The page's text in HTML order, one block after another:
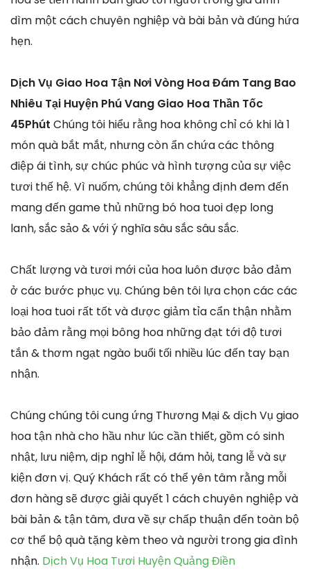
dìm một cách chuyên nghiệp và bài bản và đúng hứa
hẹn.
Dịch Vụ Giao Hoa Tận Nơi Vòng Hoa Đám Tang Bao
Nhiêu Tại Huyện Phú Vang Giao Hoa Thần Tốc
45Phút Chúng tôi hiểu rằng hoa không chỉ có khi là 1
món quà bắt mắt, nhưng còn ẩn chứa các thông
điệp ái tình, sự chúc phúc và hình tượng của sự việc
tươi thế hệ. Vì nuốm, chúng tôi khẳng định đem đến
mang đến game thủ những bó hoa tuoi đẹp long
lanh, sắc sảo & với ý nghĩa sâu sắc sâu sắc.
Chất lượng và tươi mới của hoa luôn được bảo đảm
ở các bước phục vụ. Chúng bên tôi lựa chọn các các
loại hoa tuoi rất tốt và được giảm tỉa cẩn thận nhằm
bảo đảm rằng mọi bông hoa những đạt tới độ tươi
tắn & thơm ngạt ngào buổi tối nhiều lúc đến tay bạn
nhận.
Chúng chúng tôi cung ứng Thương Mại & dịch Vụ giao
hoa tận nhà cho hầu như lúc cần thiết, gồm có sinh
nhật, lưu niệm, dịp nghỉ lễ hội, đám hỏi, tang lễ và sự
kiện đơn vị. Quý Khách rất có thể yên tâm rằng mỗi
đơn hàng sẽ được giải quyết 1 cách chuyên nghiệp và
bài bản & tận tâm, đưa về sự chấp thuận đến toàn bộ
cơ thể bộ quà tặng kèm theo và người trong gia đình
nhận. Dịch Vụ Hoa Tươi Huyện Quảng Điền